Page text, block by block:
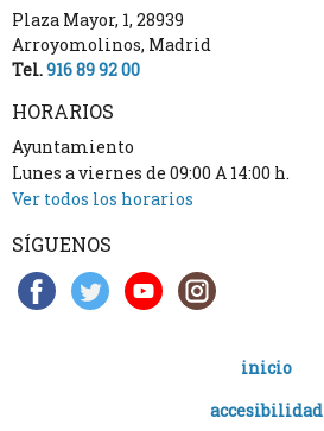
Plaza Mayor, 1, 28939
Arroyomolinos, Madrid
Tel.916 89 92 00
HORARIOS
Ayuntamiento
Lunes a viernes de 09:00 A 14:00 h.
Ver todos los horarios
SÍGUENOS
inicio
accesibilidad